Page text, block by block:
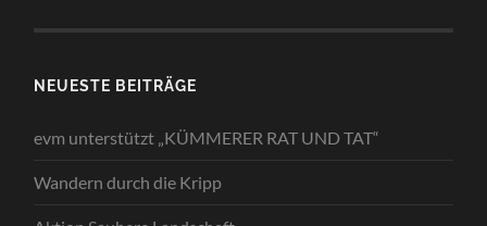
NEUESTE BEITRÄGE
evm unterstützt „KÜMMERER RAT UND TAT“
Wandern durch die Kripp